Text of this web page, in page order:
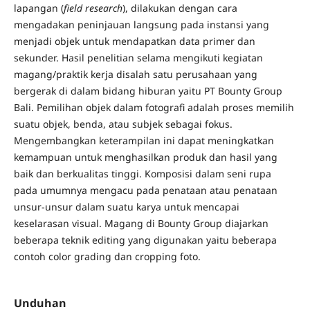
lapangan (field research), dilakukan dengan cara
mengadakan peninjauan langsung pada instansi yang
menjadi objek untuk mendapatkan data primer dan
sekunder. Hasil penelitian selama mengikuti kegiatan
magang/praktik kerja disalah satu perusahaan yang
bergerak di dalam bidang hiburan yaitu PT Bounty Group
Bali. Pemilihan objek dalam fotografi adalah proses memilih
suatu objek, benda, atau subjek sebagai fokus.
Mengembangkan keterampilan ini dapat meningkatkan
kemampuan untuk menghasilkan produk dan hasil yang
baik dan berkualitas tinggi. Komposisi dalam seni rupa
pada umumnya mengacu pada penataan atau penataan
unsur-unsur dalam suatu karya untuk mencapai
keselarasan visual. Magang di Bounty Group diajarkan
beberapa teknik editing yang digunakan yaitu beberapa
contoh color grading dan cropping foto.
Unduhan